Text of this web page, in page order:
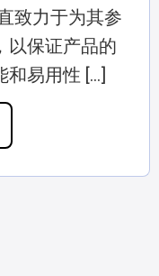
致力于为其参
以保证产品的
和易用性 […]